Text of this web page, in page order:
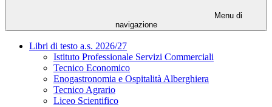
Menu di
navigazione
Libri di testo a.s. 2026/27
Istituto Professionale Servizi Commerciali
Tecnico Economico
Enogastronomia e Ospitalità Alberghiera
Tecnico Agrario
Liceo Scientifico